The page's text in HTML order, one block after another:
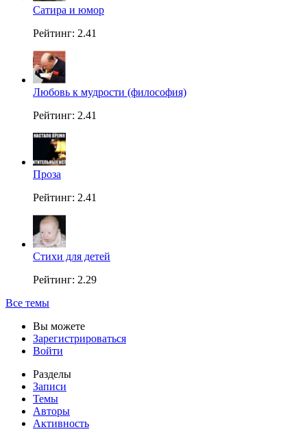
Сатира и юмор
Рейтинг: 2.41
Любовь к мудрости (философия)
Рейтинг: 2.41
Проза
Рейтинг: 2.41
Стихи для детей
Рейтинг: 2.29
Все темы
Вы можете
Зарегистрироваться
Войти
Разделы
Записи
Темы
Авторы
Активность